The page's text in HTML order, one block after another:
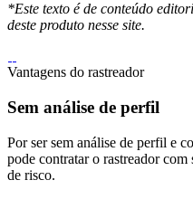
*Este texto é de conteúdo
deste produto nesse site.
Vantagens do rastreador
Sem análise de perfil
Por ser sem análise de perfil e
pode contratar o rastreador
de risco.